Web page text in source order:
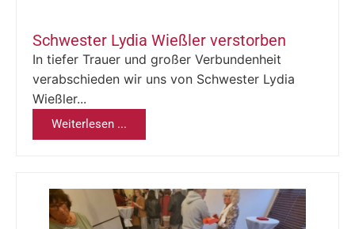
Schwester Lydia Wießler verstorben
In tiefer Trauer und großer Verbundenheit
verabschieden wir uns von Schwester Lydia
Wießler...
Weiterlesen ...